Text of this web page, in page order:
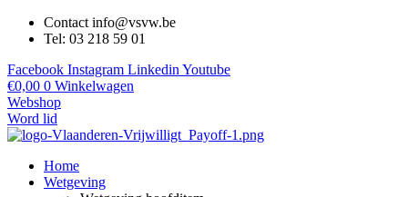
Contact info@vsvw.be
Tel: 03 218 59 01
Facebook Instagram Linkedin Youtube
€0,00 0 Winkelwagen
Webshop
Word lid
Home
Wetgeving